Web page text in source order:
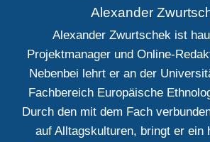
Alexander
Alexander Zwurtschek ist
Projektmanager und Online-
Nebenbei lehrt er an der
Fachbereich Europäische
Durch den mit dem Fach
auf Alltagskulturen, bringt er ein